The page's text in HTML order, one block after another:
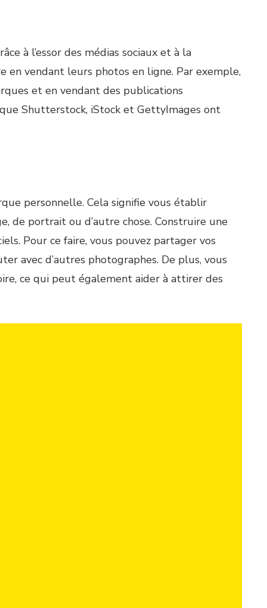
à l’essor des médias sociaux et à la
en vendant leurs photos en ligne. Par exemple,
et en vendant des publications
Shutterstock, iStock et GettyImages ont
personnelle. Cela signifie vous établir
de portrait ou d’autre chose. Construire une
Pour ce faire, vous pouvez partager vos
avec d’autres photographes. De plus, vous
ce qui peut également aider à attirer des